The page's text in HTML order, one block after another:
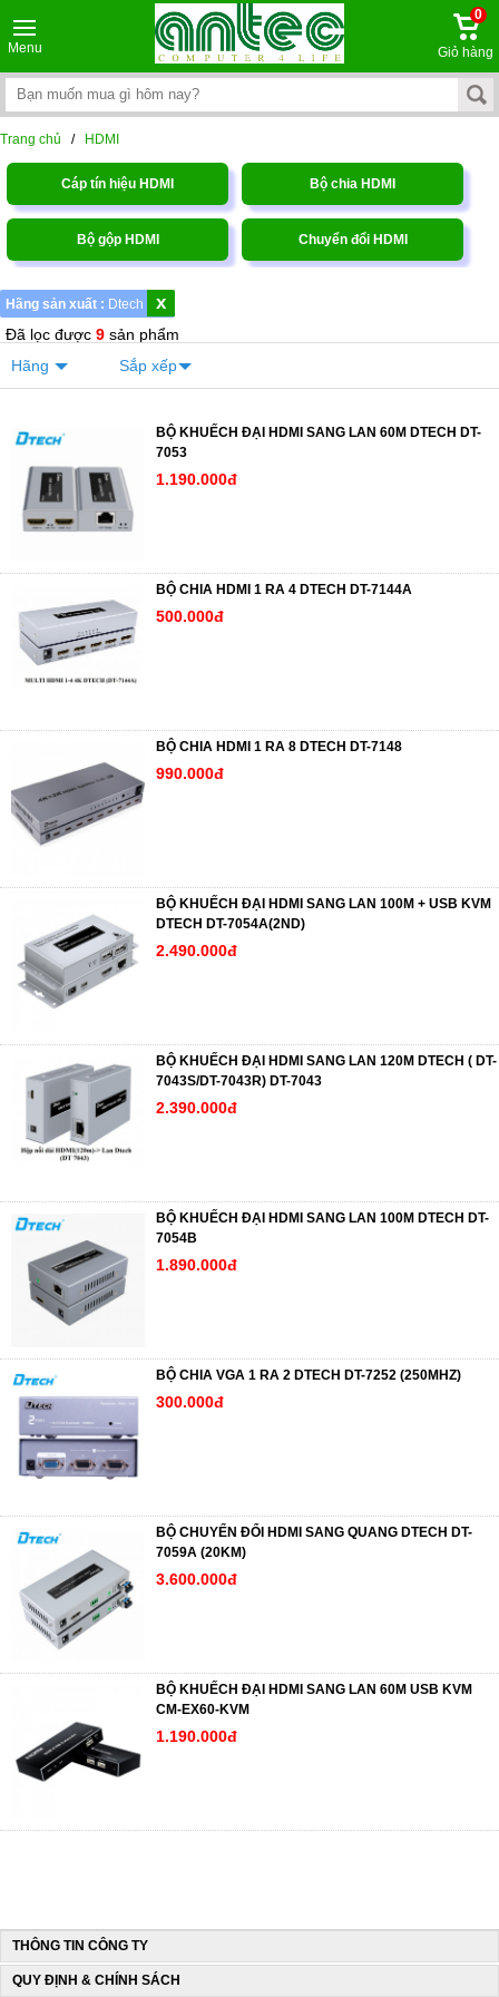
Menu
0
Giỏ hàng
Trang chủ / HDMI
Cáp tín hiệu HDMI Bộ chia HDMI
Bộ gộp HDMI Chuyển đổi HDMI
Hãng sản xuất : Dtech x
Đã lọc được 9 sản phẩm
Hãng
Sắp xếp
BỘ KHUẾCH ĐẠI HDMI SANG LAN 60M DTECH DT-
7053
1.190.000đ
BỘ CHIA HDMI 1 RA 4 DTECH DT-7144A
500.000đ
BỘ CHIA HDMI 1 RA 8 DTECH DT-7148
990.000đ
BỘ KHUẾCH ĐẠI HDMI SANG LAN 100M + USB KVM
DTECH DT-7054A(2ND)
2.490.000đ
BỘ KHUẾCH ĐẠI HDMI SANG LAN 120M DTECH ( DT-
7043S/DT-7043R) DT-7043
2.390.000đ
BỘ KHUẾCH ĐẠI HDMI SANG LAN 100M DTECH DT-
7054B
1.890.000đ
BỘ CHIA VGA 1 RA 2 DTECH DT-7252 (250MHZ)
300.000đ
BỘ CHUYỂN ĐỔI HDMI SANG QUANG DTECH DT-
7059A (20KM)
3.600.000đ
BỘ KHUẾCH ĐẠI HDMI SANG LAN 60M USB KVM
CM-EX60-KVM
1.190.000đ
THÔNG TIN CÔNG TY
QUY ĐỊNH & CHÍNH SÁCH